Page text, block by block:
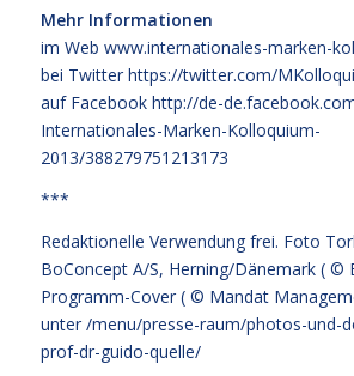
Mehr Informationen
im Web www.internationales-marken-
bei Twitter https://twitter.com/
auf Facebook http://de-
Internationales-Marken-Kolloquium-
2013/388279751213173
***
Redaktionelle Verwendung frei. Foto
BoConcept A/S, Herning/Dänemark ( ©
Programm-Cover ( © Mandat
unter /menu/presse-raum/photos-und-
prof-dr-guido-quelle/